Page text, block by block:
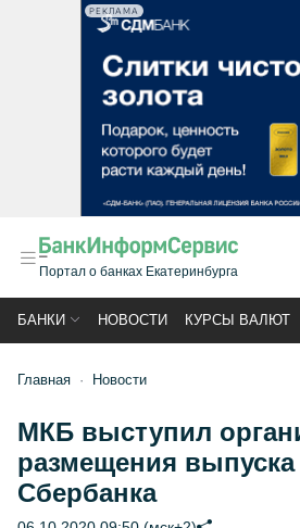
РЕКЛАМА
Портал о банках Екатеринбурга
БАНКИ НОВОСТИ КУРСЫ ВАЛЮТ
Главная Новости
МКБ выступил
размещения выпуска
Сбербанка